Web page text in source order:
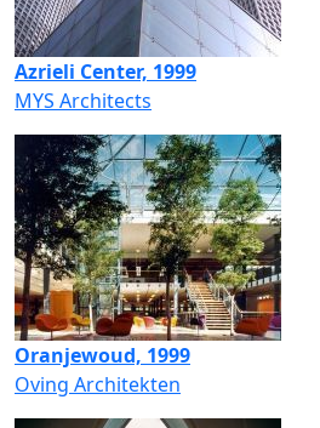
Azrieli Center, 1999
MYS Architects
Oranjewoud, 1999
Oving Architekten